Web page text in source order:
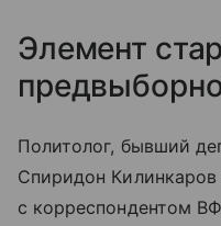
Элемент
Политолог, бывший
Спиридон Килинкаров
с корреспондентом